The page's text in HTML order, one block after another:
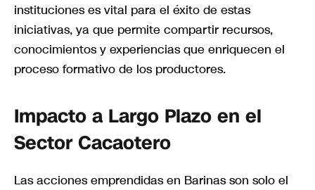
instituciones es vital para el éxito de estas
iniciativas, ya que permite compartir recursos,
conocimientos y experiencias que enriquecen el
proceso formativo de los productores.
Impacto a Largo Plazo en el
Sector Cacaotero
Las acciones emprendidas en Barinas son solo el